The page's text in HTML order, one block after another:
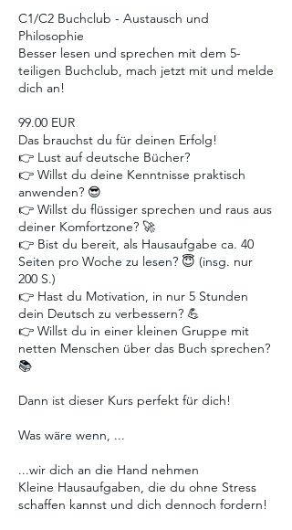
C1/C2 Buchclub - Austausch und
Philosophie
Besser lesen und sprechen mit dem 5-
teiligen Buchclub, mach jetzt mit und melde
dich an!
99.00 EUR
Das brauchst du für deinen Erfolg!
👉 Lust auf deutsche Bücher?
👉 Willst du deine Kenntnisse praktisch
anwenden? 😎
👉 Willst du flüssiger sprechen und raus aus
deiner Komfortzone? 🚀
👉 Bist du bereit, als Hausaufgabe ca. 40
Seiten pro Woche zu lesen? 😇 (insg. nur
200 S.)
👉 Hast du Motivation, in nur 5 Stunden
dein Deutsch zu verbessern? 💪
👉 Willst du in einer kleinen Gruppe mit
netten Menschen über das Buch sprechen?
📚
Dann ist dieser Kurs perfekt für dich!
Was wäre wenn, ...
...wir dich an die Hand nehmen
Kleine Hausaufgaben, die du ohne Stress
schaffen kannst und dich dennoch fordern!